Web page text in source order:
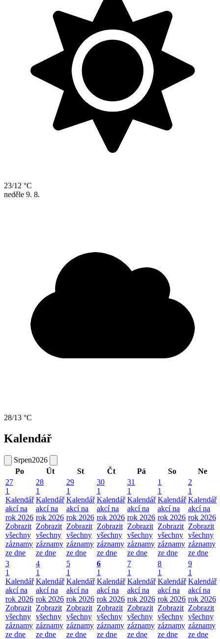
23/12 °C
neděle 9. 8.
28/13 °C
Kalendář
Srpen2026
Po
Út St Čt Pá So
Ne
27
1
Kalendář
akcí na
rok 2026
Zobrazit
všechny
záznamy
ze dne
28
1
Kalendář
akcí na
rok 2026
Zobrazit
všechny
záznamy
ze dne
29
1
Kalendář
akcí na
rok 2026
Zobrazit
všechny
záznamy
ze dne
30
1
Kalendář
akcí na
rok 2026
Zobrazit
všechny
záznamy
ze dne
31
1
Kalendář
akcí na
rok 2026
Zobrazit
všechny
záznamy
ze dne
1
1
Kalendář
akcí na
rok 2026
Zobrazit
všechny
záznamy
ze dne
2
1
Kalendář
akcí na
rok 2026
Zobrazit
všechny
záznamy
ze dne
3
1
Kalendář
akcí na
rok 2026
Zobrazit
všechny
záznamy
ze dne
4
1
Kalendář
akcí na
rok 2026
Zobrazit
všechny
záznamy
ze dne
5
1
Kalendář
akcí na
rok 2026
Zobrazit
všechny
záznamy
ze dne
6
1
Kalendář
akcí na
rok 2026
Zobrazit
všechny
záznamy
ze dne
7
1
Kalendář
akcí na
rok 2026
Zobrazit
všechny
záznamy
ze dne
8
1
Kalendář
akcí na
rok 2026
Zobrazit
všechny
záznamy
ze dne
9
1
Kalendář
akcí na
rok 2026
Zobrazit
všechny
záznamy
ze dne